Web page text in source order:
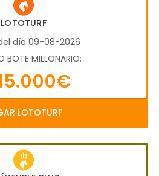
LOTOTURF
día 09-08-2026
BOTE MILLONARIO:
LOTOTURF